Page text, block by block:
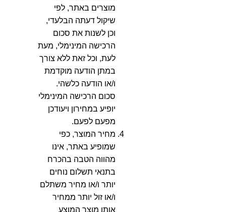
מוצרים באתר, לפי
שיקול דעתה הבלעדי,
וכן לשנות את סכום
הרכישה המינימלי, מעת
לעת, וכל זאת ללא צורך
במתן הודעה מוקדמת
ו/או הודעה כלשהי.
סכום הרכישה המינימלי
יופיע במחירון ויעודכן
מפעם לפעם.
מחיר המוצר, כפי
שמופיע באתר, אינו
מהווה הטבה בהכרח
בתנאי תשלום נוחים
יותר ו/או מחיר משתלם
ו/או זול יותר ממחיר
אותו מוצר המוצע